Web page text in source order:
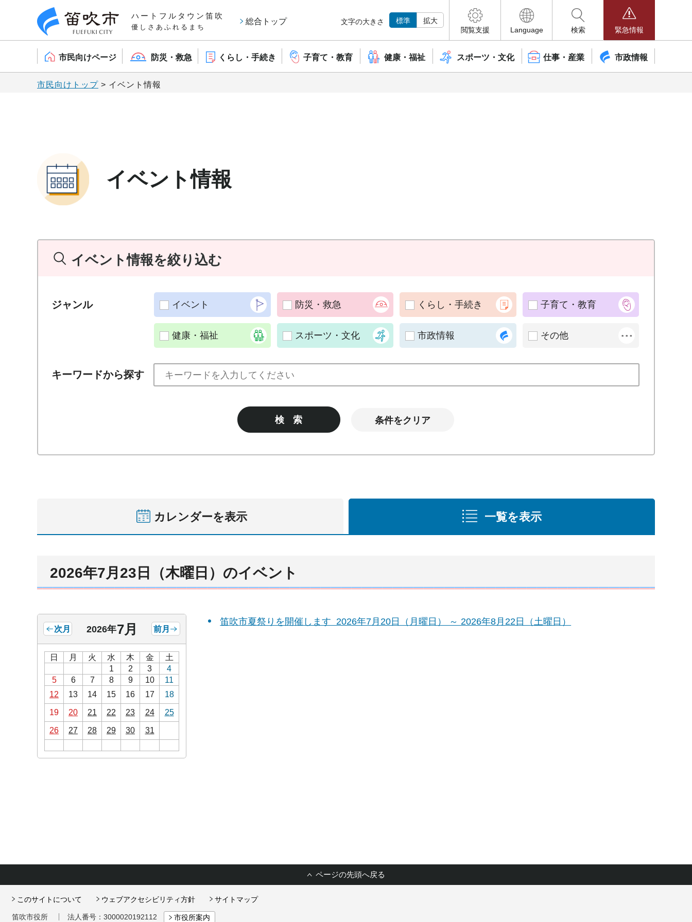
笛吹市 ハートフルタウン笛吹
優しさあふれるまち
総合トップ 文字の大きさ 標準
拡大
閲覧支援
Language 検索 緊急情報
市民向けページ 防災・救急 くらし・手続き 子育て・教育 健康・福祉 スポーツ・文化 仕事・産業 市政情報
市民向けトップ > イベント情報
イベント情報
イベント情報を絞り込む
ジャンル イベント 防災・救急 くらし・手続き 子育て・教育
健康・福祉 スポーツ・文化 市政情報 その他
キーワードから探す
条件をクリア
カレンダーを表示 一覧を表示
2026年7月23日（木曜日）のイベント
2026年7月
次月 前月
日 月 火 水 木 金
土
1
2 3
4
5
6 7 8 9 10
11
12
13 14 15 16 17 18
19 20 21 22 23 24 25
26 27 28 29 30 31
笛吹市夏祭りを開催します 2026年7月20日（月曜日） ～ 2026年8月22日（土曜日）
ページの先頭へ戻る
このサイトについて ウェブアクセシビリティ方針 サイトマップ
笛吹市役所 法人番号：3000020192112 市役所案内